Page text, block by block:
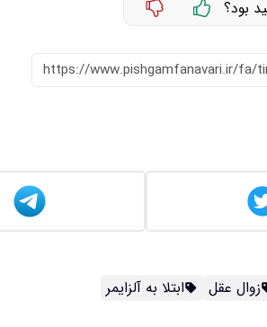
بود؟
https://www.pishgamfanavari.ir/fa/
زوال عقل ابتلا به آلزایمر